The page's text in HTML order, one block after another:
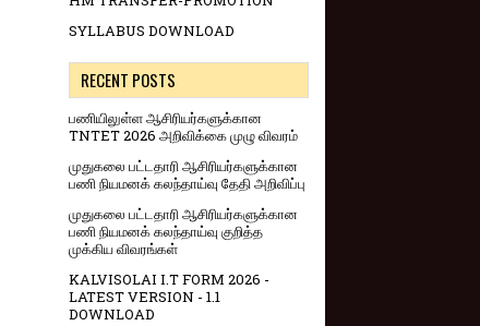
SYLLABUS DOWNLOAD
RECENT POSTS
பணியிலுள்ள ஆசிரியர்களுக்கான
TNTET 2026 அறிவிக்கை முழு விவரம்
முதுகலை பட்டதாரி ஆசிரியர்களுக்கான
பணி நியமனக் கலந்தாய்வு தேதி அறிவிப்பு
முதுகலை பட்டதாரி ஆசிரியர்களுக்கான
பணி நியமனக் கலந்தாய்வு குறித்த
முக்கிய விவரங்கள்
KALVISOLAI I.T FORM 2026 -
LATEST VERSION - 1.1
DOWNLOAD